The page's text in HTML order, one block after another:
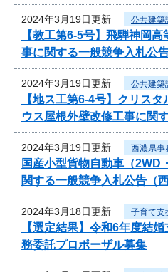
2024年3月19日更新 公共建築
【教工第6-5号】飛騨神岡
事に関する一般競争入札公
2024年3月19日更新 公共建築
【地ス工第6-4号】クリス
ウス屋根外壁改修工事に関
2024年3月19日更新 西濃県事
国産小型貨物自動車（2WD
関する一般競争入札公告（
2024年3月18日更新 子育て支
【選定結果】令和6年度結
務委託プロポーザル募集